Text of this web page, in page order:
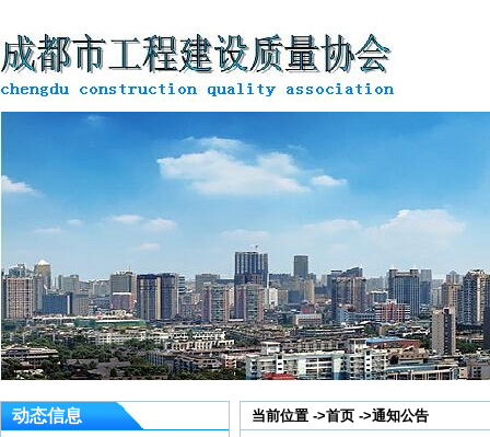
动态信息 当前位置 ->首页 ->通知公告